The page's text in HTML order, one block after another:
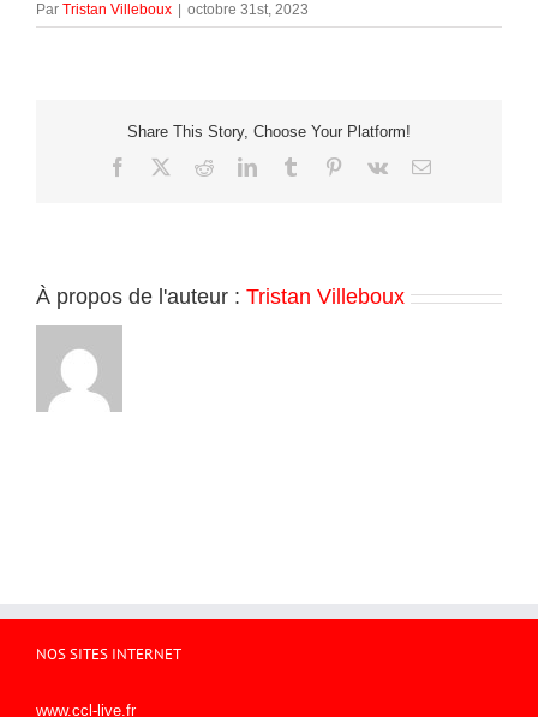
Par Tristan Villeboux octobre 31st, 2023
Share This Story, Choose Your Platform!
Facebook RedditLinkedInTumblr Pinterest
Vk Email
À propos de l'auteur : Tristan Villeboux
NOS SITES INTERNET
www.ccl-live.fr